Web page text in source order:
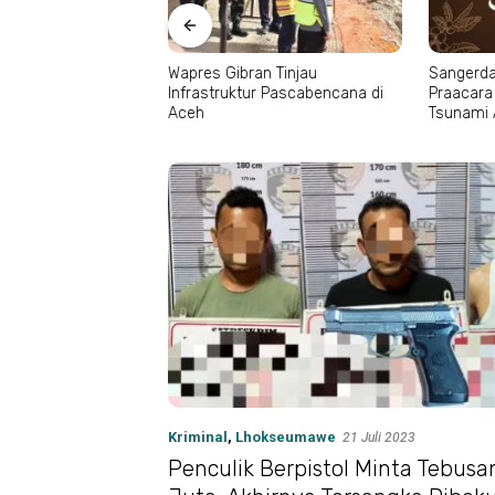
Wapres Gibran Tinjau
Infrastruktur Pascabencana di
Aceh
Tsunami
Kriminal, Lhokseumawe 21 Juli 2023
Penculik Berpistol Minta